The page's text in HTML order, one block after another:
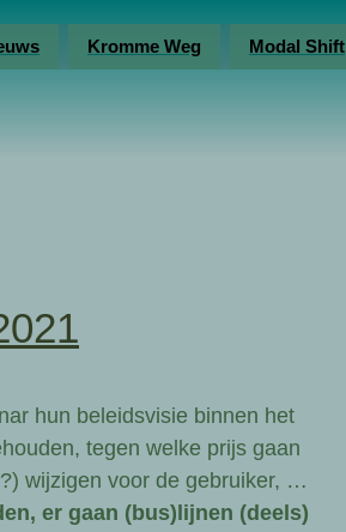
Kromme Weg Modal Shift
hun beleidsvisie binnen het
tegen welke prijs gaan
wijzigen voor de gebruiker, …
er gaan (bus)lijnen (deels)